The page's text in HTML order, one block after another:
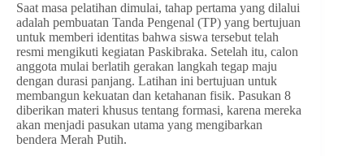
Saat masa pelatihan dimulai, tahap pertama yang dilalui
adalah pembuatan Tanda Pengenal (TP) yang bertujuan
untuk memberi identitas bahwa siswa tersebut telah
resmi mengikuti kegiatan Paskibraka. Setelah itu, calon
anggota mulai berlatih gerakan langkah tegap maju
dengan durasi panjang. Latihan ini bertujuan untuk
membangun kekuatan dan ketahanan fisik. Pasukan 8
diberikan materi khusus tentang formasi, karena mereka
akan menjadi pasukan utama yang mengibarkan
bendera Merah Putih.